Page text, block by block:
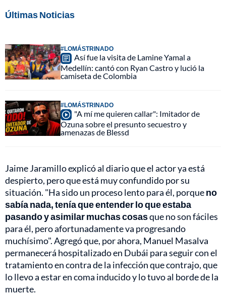
Últimas Noticias
#LOMÁSTRINADO
Así fue la visita de Lamine Yamal a
Medellín: cantó con Ryan Castro y lució la
camiseta de Colombia
#LOMÁSTRINADO
"A mí me quieren callar": Imitador de
Ozuna sobre el presunto secuestro y
amenazas de Blessd
Jaime Jaramillo explicó al diario que el actor ya está
despierto, pero que está muy confundido por su
situación. "Ha sido un proceso lento para él, porqueno
sabía nada, tenía que entender lo que estaba
pasando y asimilar muchas cosasque no son fáciles
para él, pero afortunadamente va progresando
muchísimo". Agregó que, por ahora, Manuel Masalva
permanecerá hospitalizado en Dubái para seguir con el
tratamiento en contra de la infección que contrajo, que
lo llevo a estar en coma inducido y lo tuvo al borde de la
muerte.